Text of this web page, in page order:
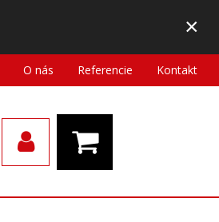
×
O nás Referencie Kontakt